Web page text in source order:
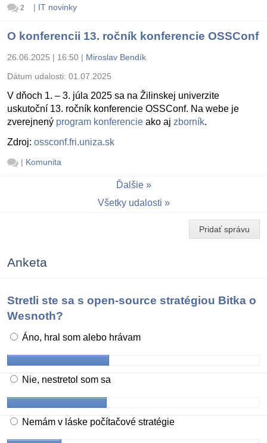
2 | IT novinky
O konferencii 13. ročník konferencie OSSConf
26.06.2025 | 16:50 | Miroslav Bendík
Dátum udalosti: 01.07.2025
V dňoch 1. – 3. júla 2025 sa na Žilinskej univerzite
uskutoční 13. ročník konferencie OSSConf. Na webe je
zverejnený program konferencie ako aj zborník.
Zdroj: ossconf.fri.uniza.sk
| Komunita
Ďalšie
Všetky udalosti
Pridať správu
Anketa
Stretli ste sa s open-source stratégiou Bitka o
Wesnoth?
Áno, hral som alebo hrávam
Nie, nestretol som sa
Nemám v láske počítačové stratégie